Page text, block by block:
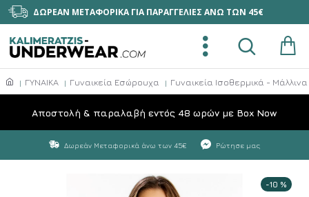
ΔΩΡΕΑΝ ΜΕΤΑΦΟΡΙΚΑ ΓΙΑ ΠΑΡΑΓΓΕΛΙΕΣ ΑΝΩ ΤΩΝ 45€
ΓΥΝΑΙΚΑ Γυναικεία Εσώρουχα Γυναικεία Ισοθερμικά -
Aποστολή & παραλαβή εντός 48 ωρών με Box Now
Δωρεάν Μεταφορικά άνω των 45€ Ρώτησε μας
-10 %